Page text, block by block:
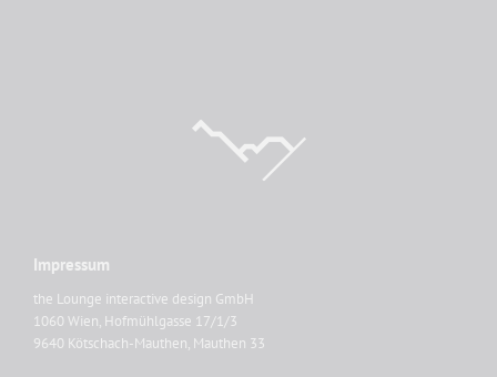
Impressum
the Lounge interactive design GmbH
1060 Wien, Hofmühlgasse 17/1/3
9640 Kötschach-Mauthen, Mauthen 33